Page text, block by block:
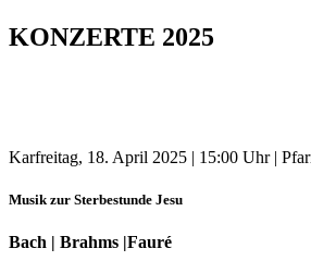
KONZERTE 2025
Karfreitag, 18. April 2025 | 15:00 Uhr |
Musik zur Sterbestunde Jesu
Bach | Brahms |Fauré